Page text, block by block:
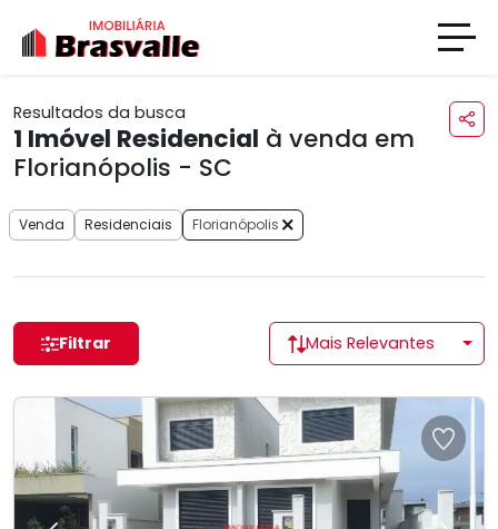
Resultados da busca
1 Imóvel Residencial à venda em
Florianópolis - SC
Venda Residenciais Florianópolis
Filtrar Mais Relevantes